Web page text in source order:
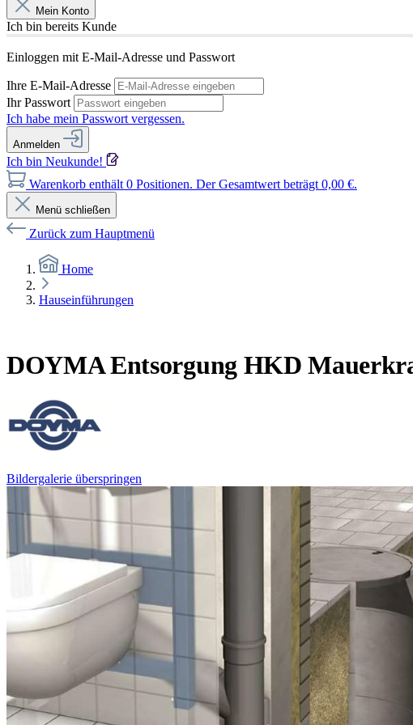
Mein Konto
Ich bin bereits Kunde
Einloggen mit E-Mail-Adresse und Passwort
Ihre E-Mail-Adresse
Ihr Passwort
Ich habe mein Passwort vergessen.
Anmelden
Ich bin Neukunde!
Warenkorb enthält 0 Positionen. Der Gesamtwert beträgt 0,00 €.
Menü schließen
Zurück zum Hauptmenü
Home
Hauseinführungen
DOYMA Entsorgung HKD
Bildergalerie überspringen